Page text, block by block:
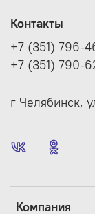
Компания
Контакты
+7 (351) 796-
+7 (351) 790-
г Челябинск,